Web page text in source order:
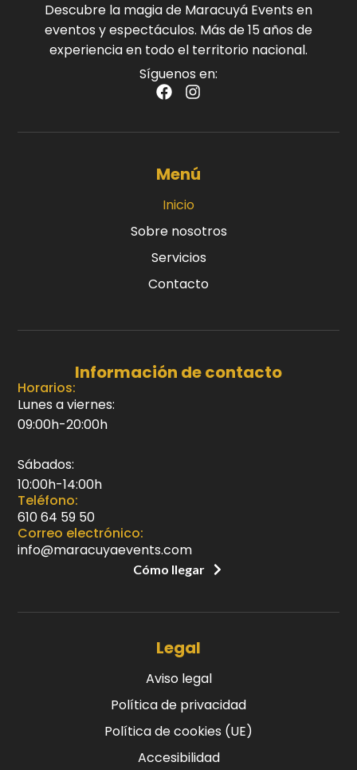
Descubre la magia de Maracuyá Events en
eventos y espectáculos. Más de 15 años de
experiencia en todo el territorio nacional.
Síguenos en:
Menú
Inicio
Sobre nosotros
Servicios
Contacto
Información de contacto
Horarios:
Lunes a viernes:
09:00h-20:00h
Sábados:
10:00h-14:00h
Teléfono:
610 64 59 50
Correo electrónico:
info@maracuyaevents.com
Cómo llegar
Legal
Aviso legal
Política de privacidad
Política de cookies (UE)
Accesibilidad